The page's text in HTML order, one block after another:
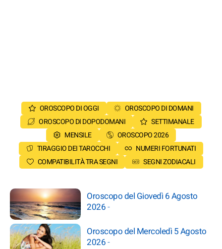
OROSCOPO DI OGGI
OROSCOPO DI DOMANI
OROSCOPO DI DOPODOMANI
SETTIMANALE
MENSILE
OROSCOPO 2026
TIRAGGIO DEI TAROCCHI
NUMERI FORTUNATI
COMPATIBILITÀ TRA SEGNI
SEGNI ZODIACALI
Oroscopo del Giovedì 6 Agosto
2026-
Oroscopo del Mercoledì 5 Agosto
2026-